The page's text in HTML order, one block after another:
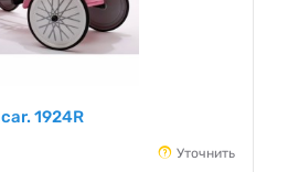
1924R
Уточнить